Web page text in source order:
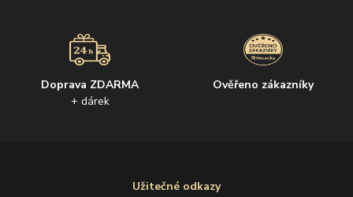
Doprava ZDARMA
+ dárek
Ověřeno zákazníky
Užitečné odkazy